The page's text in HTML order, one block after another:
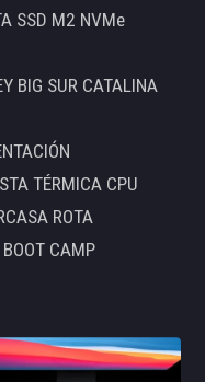
SSD M2 NVMe
BIG SUR CATALINA
TÉRMICA CPU
ROTA
CAMP